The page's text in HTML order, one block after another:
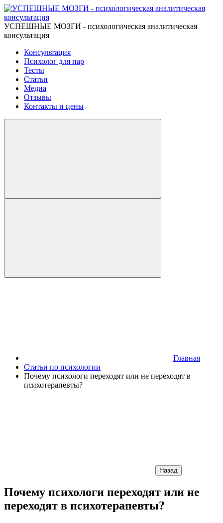
УСПЕШНЫЕ МОЗГИ - психологическая аналитическая
консультация
Консультация
Психолог для пар
Тесты
Статьи
Медиа
Отзывы
Контакты и цены
Главная
Статьи по психологии
Почему психологи переходят или не переходят в
психотерапевты?
Назад
Почему психологи переходят или не
переходят в психотерапевты?